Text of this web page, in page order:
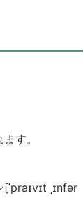
す。
ˌɪnfər